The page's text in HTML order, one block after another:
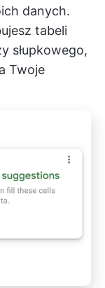
danych.
tabeli
słupkowego,
Twoje